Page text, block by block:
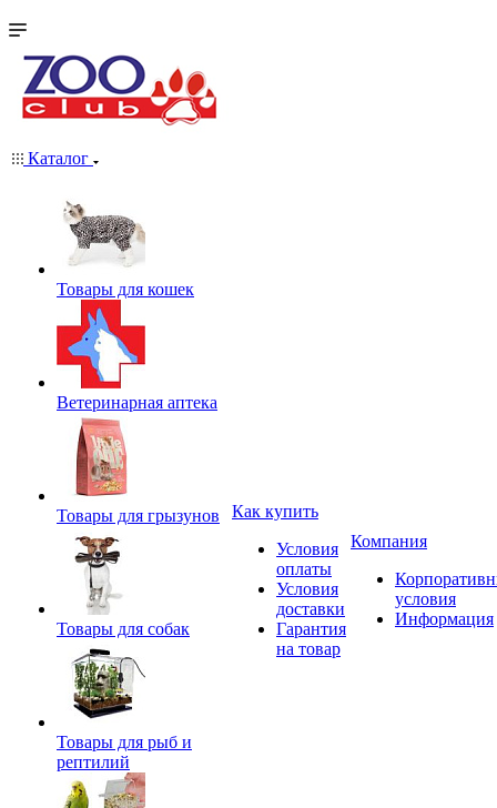
Каталог
Товары для кошек
Ветеринарная аптека
Товары для грызунов
Товары для собак
Товары для рыб и
рептилий
Как купить
Условия
оплаты
Условия
доставки
Гарантия
на товар
Компания
условия
Информация